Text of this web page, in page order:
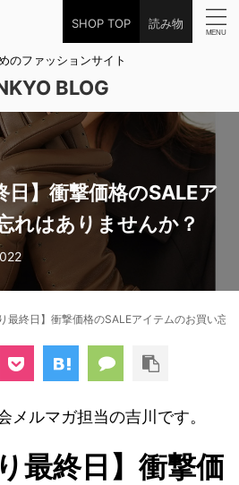
SHOP TOP 読み物
のファッションサイト
BLOG
日】衝撃価格のSALEア
れはありませんか？
最終日】衝撃価格のSALEアイテムのお買い忘
メルマガ担当の吉川です。
最終日】衝撃価